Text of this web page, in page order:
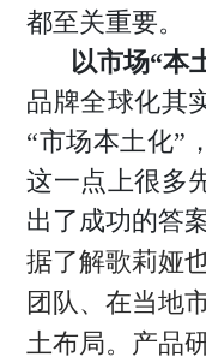
都至关重要。
以市场“本
品牌全球化其
“市场本土化”
这一点上很多
出了成功的答案
据了解歌莉娅
团队、在当地
土布局。产品